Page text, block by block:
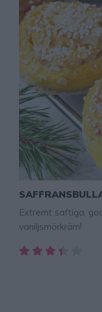
Extremt saftiga,
vaniljsmörkräm!